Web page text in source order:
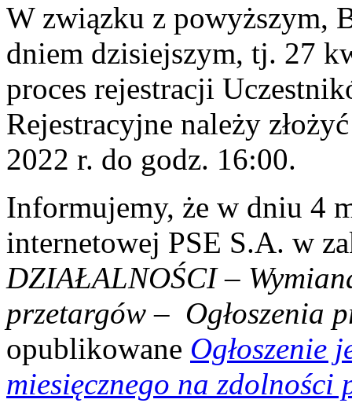
W związku z powyższym,
dniem dzisiejszym, tj. 27
proces rejestracji
Rejestracyjne należy
2022 r. do godz. 16:00.
Informujemy, że w dniu 4
internetowej PSE S.A. w
DZIAŁALNOŚCI–
przetargów– Ogłoszenia
opublikowane Ogłoszenie
miesięcznego na zdolności